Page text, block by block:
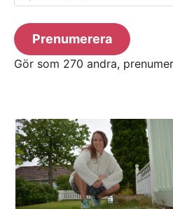
postadress
Prenumerera
Gör som 270 andra,